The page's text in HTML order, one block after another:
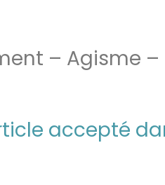
– Agisme
accepté